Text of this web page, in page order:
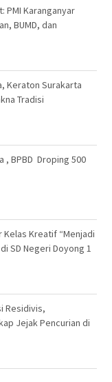
PMI Karanganyar
BUMD, dan
Keraton Surakarta
Tradisi
, BPBD Droping 500
Kelas Kreatif “Menjadi
SD Negeri Doyong 1
Residivis,
Jejak Pencurian di